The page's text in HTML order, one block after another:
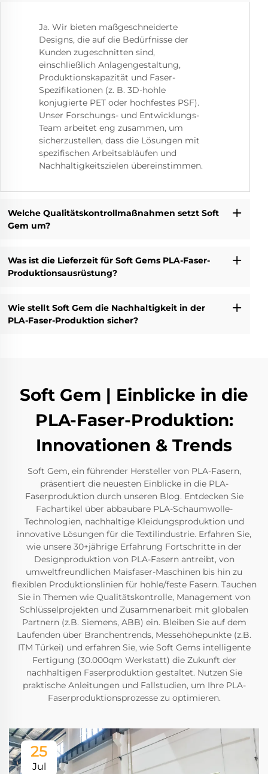
Ja. Wir bieten maßgeschneiderte
Designs, die auf die Bedürfnisse der
Kunden zugeschnitten sind,
einschließlich Anlagengestaltung,
Produktionskapazität und Faser-
Spezifikationen (z. B. 3D-hohle
konjugierte PET oder hochfestes PSF).
Unser Forschungs- und Entwicklungs-
Team arbeitet eng zusammen, um
sicherzustellen, dass die Lösungen mit
spezifischen Arbeitsabläufen und
Nachhaltigkeitszielen übereinstimmen.
Welche Qualitätskontrollmaßnahmen setzt Soft
Gem um?
Was ist die Lieferzeit für Soft Gems PLA-Faser-
Produktionsausrüstung?
Wie stellt Soft Gem die Nachhaltigkeit in der
PLA-Faser-Produktion sicher?
Soft Gem | Einblicke in die
PLA-Faser-Produktion:
Innovationen & Trends
Soft Gem, ein führender Hersteller von PLA-Fasern,
präsentiert die neuesten Einblicke in die PLA-
Faserproduktion durch unseren Blog. Entdecken Sie
Fachartikel über abbaubare PLA-Schaumwolle-
Technologien, nachhaltige Kleidungsproduktion und
innovative Lösungen für die Textilindustrie. Erfahren Sie,
wie unsere 30+jährige Erfahrung Fortschritte in der
Designproduktion von PLA-Fasern antreibt, von
umweltfreundlichen Maisfaser-Maschinen bis hin zu
flexiblen Produktionslinien für hohle/feste Fasern. Tauchen
Sie in Themen wie Qualitätskontrolle, Management von
Schlüsselprojekten und Zusammenarbeit mit globalen
Partnern (z.B. Siemens, ABB) ein. Bleiben Sie auf dem
Laufenden über Branchentrends, Messehöhepunkte (z.B.
ITM Türkei) und erfahren Sie, wie Soft Gems intelligente
Fertigung (30.000qm Werkstatt) die Zukunft der
nachhaltigen Faserproduktion gestaltet. Nutzen Sie
praktische Anleitungen und Fallstudien, um Ihre PLA-
Faserproduktionsprozesse zu optimieren.
25
Jul